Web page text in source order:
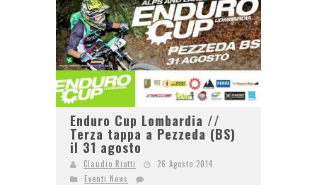
Enduro Cup Lombardia //
Terza tappa a Pezzeda (BS)
il 31 agosto
Claudio Riotti
26 Agosto 2014
Eventi News